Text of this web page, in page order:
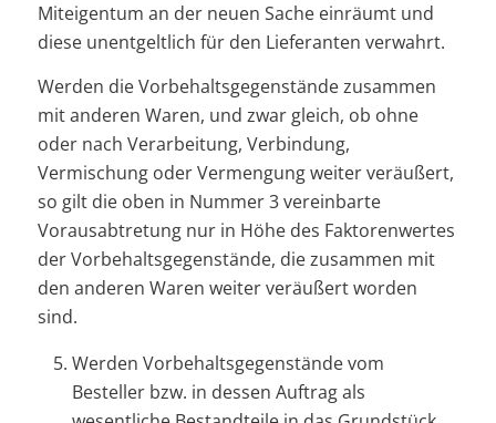
Miteigentum an der neuen Sache einräumt und
diese unentgeltlich für den Lieferanten verwahrt.
Werden die Vorbehaltsgegenstände zusammen
mit anderen Waren, und zwar gleich, ob ohne
oder nach Verarbeitung, Verbindung,
Vermischung oder Vermengung weiter veräußert,
so gilt die oben in Nummer 3 vereinbarte
Vorausabtretung nur in Höhe des Faktorenwertes
der Vorbehaltsgegenstände, die zusammen mit
den anderen Waren weiter veräußert worden
sind.
Werden Vorbehaltsgegenstände vom
Besteller bzw. in dessen Auftrag als